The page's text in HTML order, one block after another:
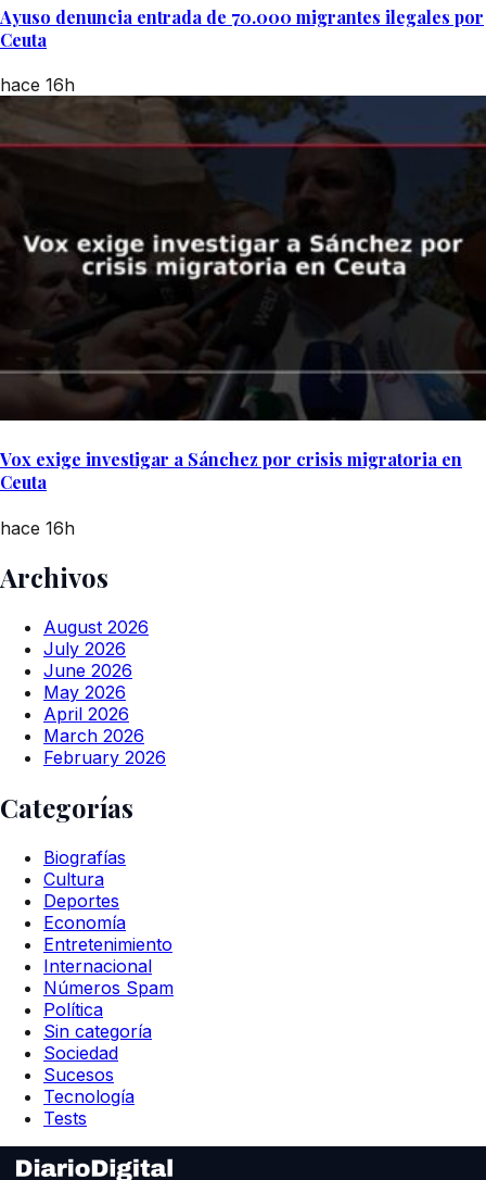
Ayuso denuncia entrada de 70.000 migrantes ilegales por
Ceuta
hace 16h
Vox exige investigar a Sánchez por crisis migratoria en
Ceuta
hace 16h
Archivos
August 2026
July 2026
June 2026
May 2026
April 2026
March 2026
February 2026
Categorías
Biografías
Cultura
Deportes
Economía
Entretenimiento
Internacional
Números Spam
Política
Sin categoría
Sociedad
Sucesos
Tecnología
Tests